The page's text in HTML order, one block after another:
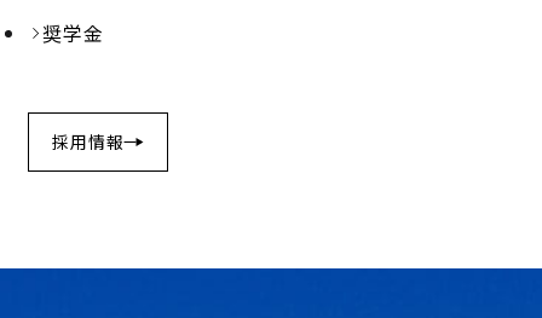
採用情報
奨学金